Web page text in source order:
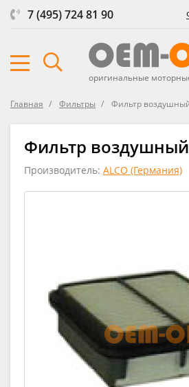
7 (495) 724 81 90
оригинальные
Главная Фильтры Фильтр
Фильтр
Производитель: ALCO (Германия)